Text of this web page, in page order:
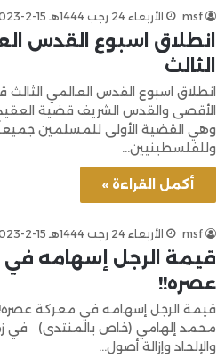
msf الأربعاء 24 رجب 1444هـ 15-2-2023م
انطلاق اسبوع القدس
الثالث
انطلاق اسبوع القدس العالمي
الأقصى والقدس الشريف قضية
وهي القضية الأولى للمسلمين
وللفلسطينيين…
أكمل القراءة »
msf الأربعاء 24 رجب 1444هـ 15-2-2023م
قيمة الرجل إسهامه
عصره!!
قيمة الرجل إسهامه في معركة
محمد إلهامي (خاص بالمنتدى) في
والإلحاد وإزالة أصول…